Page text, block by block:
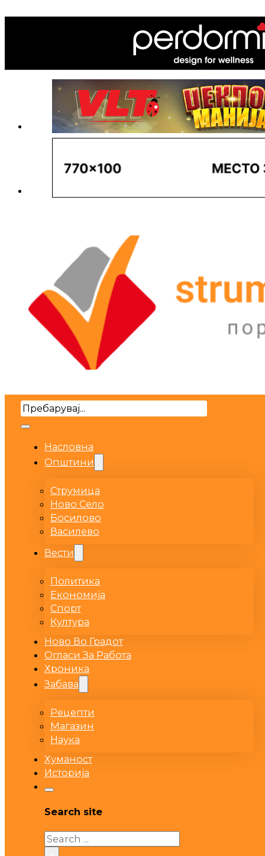
Search
Насловна
Општини
Струмица
Ново Село
Босилово
Василево
Вести
Политика
Економија
Спорт
Култура
Ново Во Градот
Огласи За Работа
Хроника
Забава
Рецепти
Магазин
Наука
Хуманост
Историја
Search site
Search